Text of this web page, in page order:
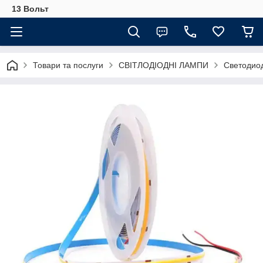
13 Вольт
Товари та послуги СВІТЛОДІОДНІ ЛАМПИ